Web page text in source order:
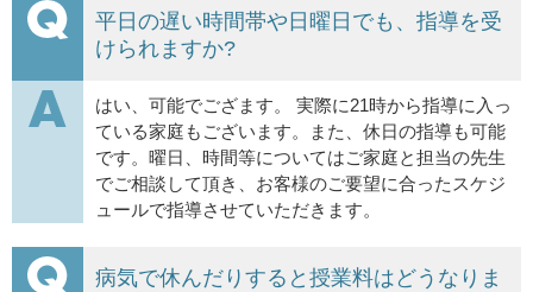
平日の遅い時間帯や日曜日でも、指導を受
けられますか?
はい、可能でござます。 実際に21時から指導に入っ
ている家庭もございます。また、休日の指導も可能
です。曜日、時間等についてはご家庭と担当の先生
でご相談して頂き、お客様のご要望に合ったスケジ
ュールで指導させていただきます。
病気で休んだりすると授業料はどうなりま